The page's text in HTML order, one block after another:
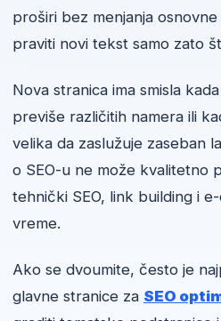
proširi bez menjanja
praviti novi tekst samo zato
Nova stranica ima smisla
previše različitih namera ili
velika da zaslužuje zaseban
o SEO-u ne može kvalitetno
tehnički SEO, link building i
vreme.
Ako se dvoumite, često je
glavne stranice za SEO